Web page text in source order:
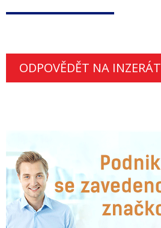
ODPOVĚDĚT NA INZERÁT